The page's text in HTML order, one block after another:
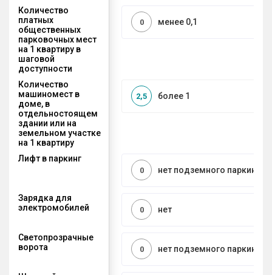
Количество
платных
общественных
парковочных мест
на 1 квартиру в
шаговой
доступности
менее 0,1
0
Количество
машиномест в
доме, в
отдельностоящем
здании или на
земельном участке
на 1 квартиру
более 1
2,5
Лифт в паркинг
нет подземного паркинга
0
Зарядка для
электромобилей
нет
0
Светопрозрачные
ворота
нет подземного паркинга
0